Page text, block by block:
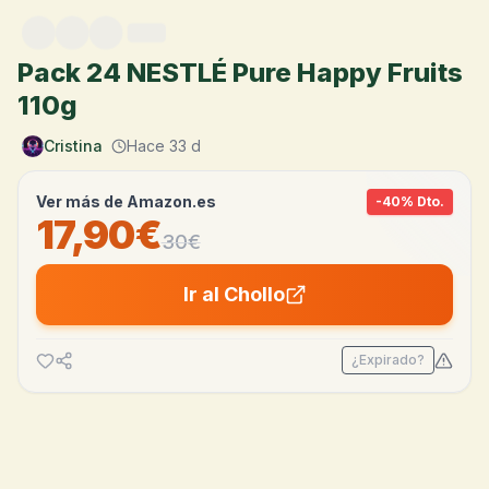
Pack 24 NESTLÉ Pure Happy Fruits
110g
Cristina Hace 33 d
Ver más de Amazon.es -40% Dto.
17,90€30€
Ir al Chollo
¿Expirado?